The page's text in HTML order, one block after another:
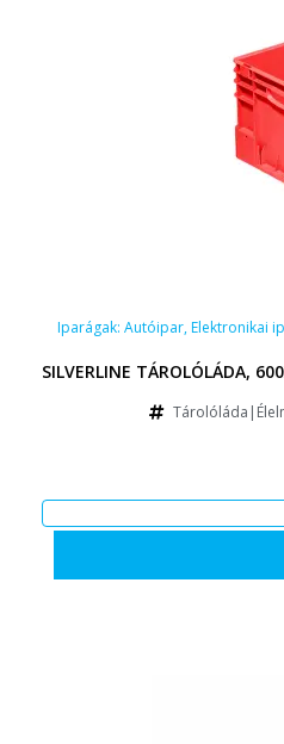
Iparágak: Autóipar,Elektronikai
SILVERLINE TÁROLÓLÁDA,